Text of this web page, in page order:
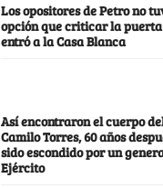
Los opositores de Petro no
opción que criticar la
entró a la Casa Blanca
Así encontraron el cuerpo
Camilo Torres, 60 años
sido escondido por un
Ejército